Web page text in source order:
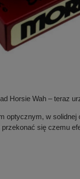
Horsie Wah – teraz
optycznym, w
się czemu